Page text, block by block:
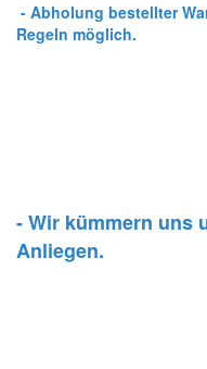
- Abholung bestellter
- Wir kümmern uns
Anliegen.